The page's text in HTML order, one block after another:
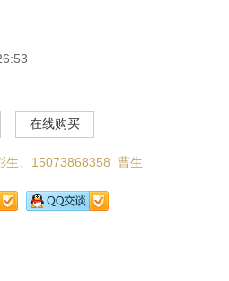
在线购买
、 15073868358 曹生